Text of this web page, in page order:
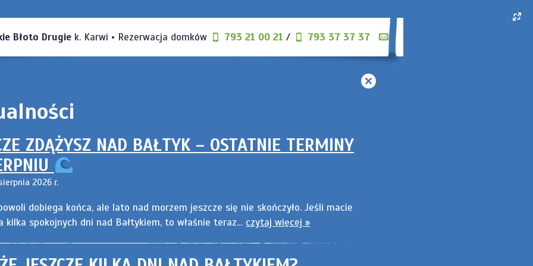
Błoto Drugie k. Karwi • Rezerwacja domków 793 21 00 21 / 793 37 37 37
ZDĄŻYSZ NAD BAŁTYK – OSTATNIE TERMINY
2026 r.
dobiega końca, ale lato nad morzem jeszcze się nie skończyło. Jeśli macie
kilka spokojnych dni nad Bałtykiem, to właśnie teraz… czytaj więcej »